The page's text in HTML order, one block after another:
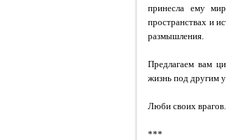
принесла ему
пространствах и
размышления.
Предлагаем вам
жизнь под другим
Люби своих
***